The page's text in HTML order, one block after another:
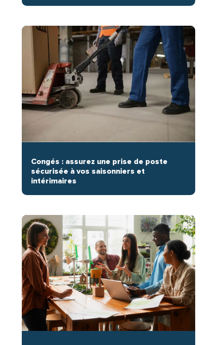
Congés : assurez une prise de poste
sécurisée à vos saisonniers et
intérimaires